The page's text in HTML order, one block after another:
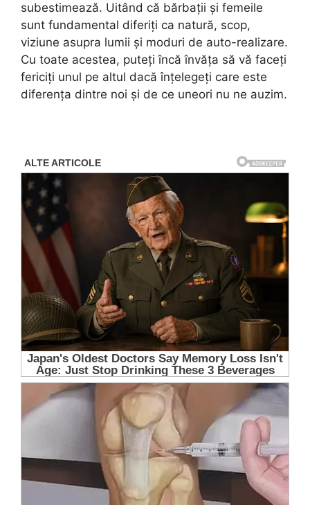
subestimează. Uitând că bărbații și femeile
sunt fundamental diferiți ca natură, scop,
viziune asupra lumii și moduri de auto-realizare.
Cu toate acestea, puteți încă învăța să vă faceți
fericiți unul pe altul dacă înțelegeți care este
diferența dintre noi și de ce uneori nu ne auzim.